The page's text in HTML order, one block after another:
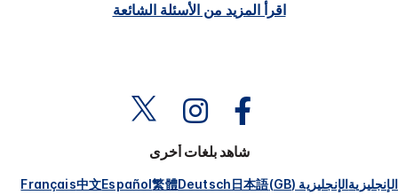
اقرأ المزيد من الأسئلة الشائعة
شاهد بلغات أخرى
الإنجليزيةالإنجليزية (GB) 日本語
Deutsch
繁體
Español
中文
Français